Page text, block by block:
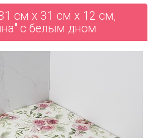
см х 31 см х 12 см,
c белым дном